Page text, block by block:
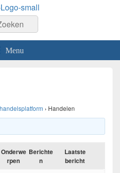
PhilaHanze.
Menu
› Handelen
Onderwe
rpen
Berichte
n
Laatste
bericht